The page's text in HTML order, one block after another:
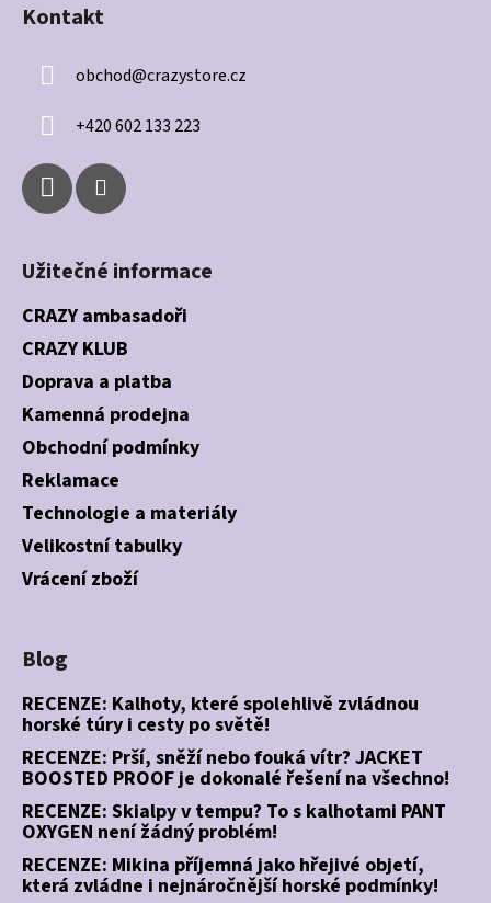
Kontakt
obchod@crazystore.cz
+420 602 133 223
Užitečné informace
CRAZY ambasadoři
CRAZY KLUB
Doprava a platba
Kamenná prodejna
Obchodní podmínky
Reklamace
Technologie a materiály
Velikostní tabulky
Vrácení zboží
Blog
RECENZE: Kalhoty, které spolehlivě zvládnou
horské túry i cesty po světě!
RECENZE: Prší, sněží nebo fouká vítr? JACKET
BOOSTED PROOF je dokonalé řešení na všechno!
RECENZE: Skialpy v tempu? To s kalhotami PANT
OXYGEN není žádný problém!
RECENZE: Mikina příjemná jako hřejivé objetí,
která zvládne i nejnáročnější horské podmínky!